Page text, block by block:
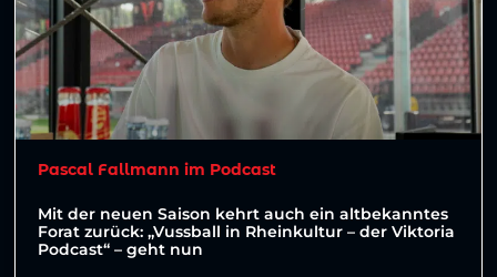
Pascal Fallmann im Podcast
Mit der neuen Saison kehrt auch ein altbekanntes
Forat zurück: „Vussball in Rheinkultur – der Viktoria
Podcast“ – geht nun